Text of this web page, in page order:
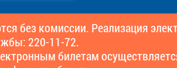
без комиссии. Реализация
220-11-72.
билетам